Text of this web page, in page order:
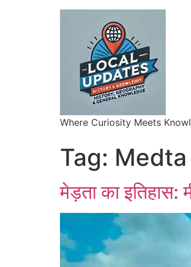
Where Curiosity Meets
Tag:
मेड़ता का इतिहास: